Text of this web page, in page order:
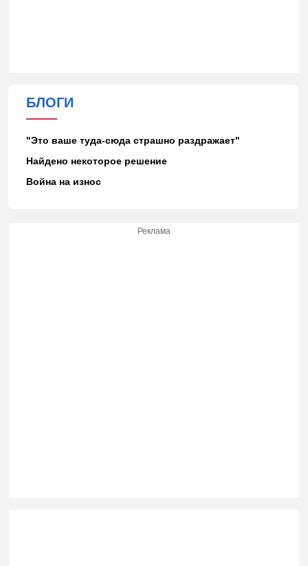
БЛОГИ
"Это ваше туда-сюда страшно раздражает"
Найдено некоторое решение
Война на износ
Реклама